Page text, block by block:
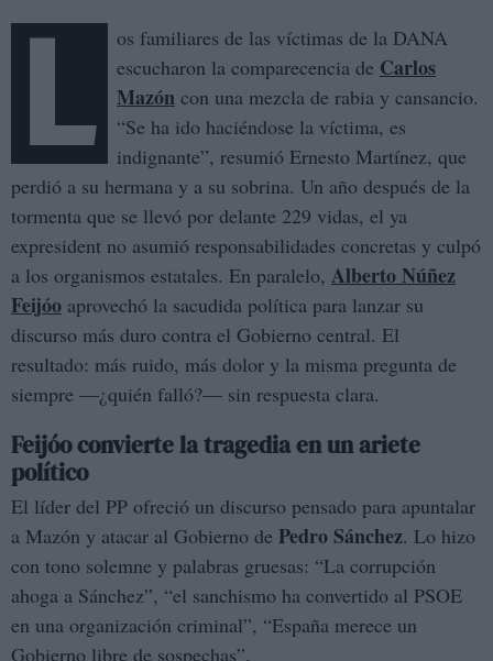
L
os familiares de las víctimas de la DANA
escucharon la comparecencia de Carlos
Mazón con una mezcla de rabia y cansancio.
“Se ha ido haciéndose la víctima, es
indignante”, resumió Ernesto Martínez, que
perdió a su hermana y a su sobrina. Un año después de la
tormenta que se llevó por delante 229 vidas, el ya
expresident no asumió responsabilidades concretas y culpó
a los organismos estatales. En paralelo, Alberto Núñez
Feijóo aprovechó la sacudida política para lanzar su
discurso más duro contra el Gobierno central. El
resultado: más ruido, más dolor y la misma pregunta de
siempre —¿quién falló?— sin respuesta clara.
Feijóo convierte la tragedia en un ariete
político
El líder del PP ofreció un discurso pensado para apuntalar
a Mazón y atacar al Gobierno de Pedro Sánchez. Lo hizo
con tono solemne y palabras gruesas: “La corrupción
ahoga a Sánchez”, “el sanchismo ha convertido al PSOE
en una organización criminal”, “España merece un
Gobierno libre de sospechas”.